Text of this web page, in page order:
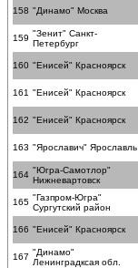
158 "Динамо" Москва
159 "Зенит" Санкт-
Петербург
160 "Енисей" Красноярск
161 "Енисей" Красноярск
162 "Енисей" Красноярск
163 "Ярославич" Ярославль
164 "Югра-Самотлор"
Нижневартовск
165 "Газпром-Югра"
Сургутский район
166 "Енисей" Красноярск
167 "Динамо"
Ленинградксая обл.